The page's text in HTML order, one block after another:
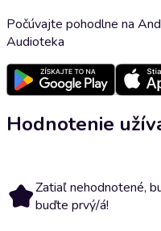
Počúvajte pohodlne na
Audioteka
Hodnotenie
Zatiaľ nehodnotené,
buďte prvý/á!